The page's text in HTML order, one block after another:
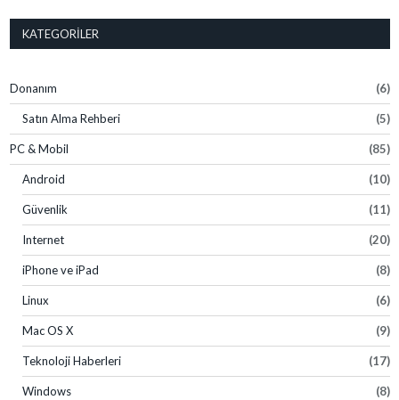
KATEGORILER
Donanım (6)
Satın Alma Rehberi (5)
PC & Mobil (85)
Android (10)
Güvenlik (11)
Internet (20)
iPhone ve iPad (8)
Linux (6)
Mac OS X (9)
Teknoloji Haberleri (17)
Windows (8)